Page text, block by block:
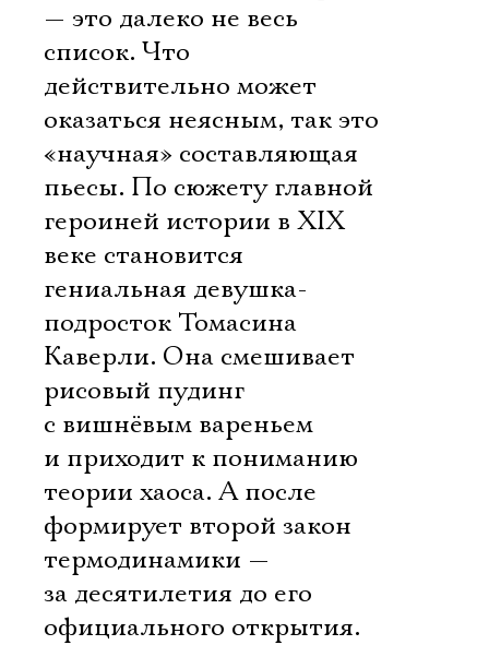
— это далеко не весь
список. Что
действительно может
оказаться неясным, так это
«научная» составляющая
пьесы. По сюжету главной
героиней истории в XIX
веке становится
гениальная девушка-
подросток Томасина
Каверли. Она смешивает
рисовый пудинг
с вишнёвым вареньем
и приходит к пониманию
теории хаоса. А после
формирует второй закон
термодинамики —
за десятилетия до его
официального открытия.